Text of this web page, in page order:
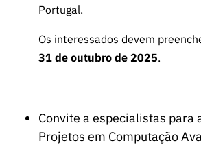
Portugal.
Os interessados devem
31 de outubro de 2025.
Convite a especialistas para
Projetos em Computação